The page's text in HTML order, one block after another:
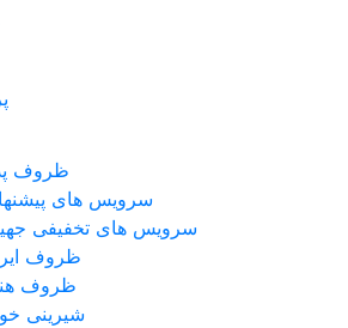
ظروف
سرویس های
سرویس های تخفیفی
ظروف
ظروف
شیرینی